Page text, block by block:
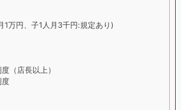
万円、子1人月3千円:規定あり)
（店長以上）